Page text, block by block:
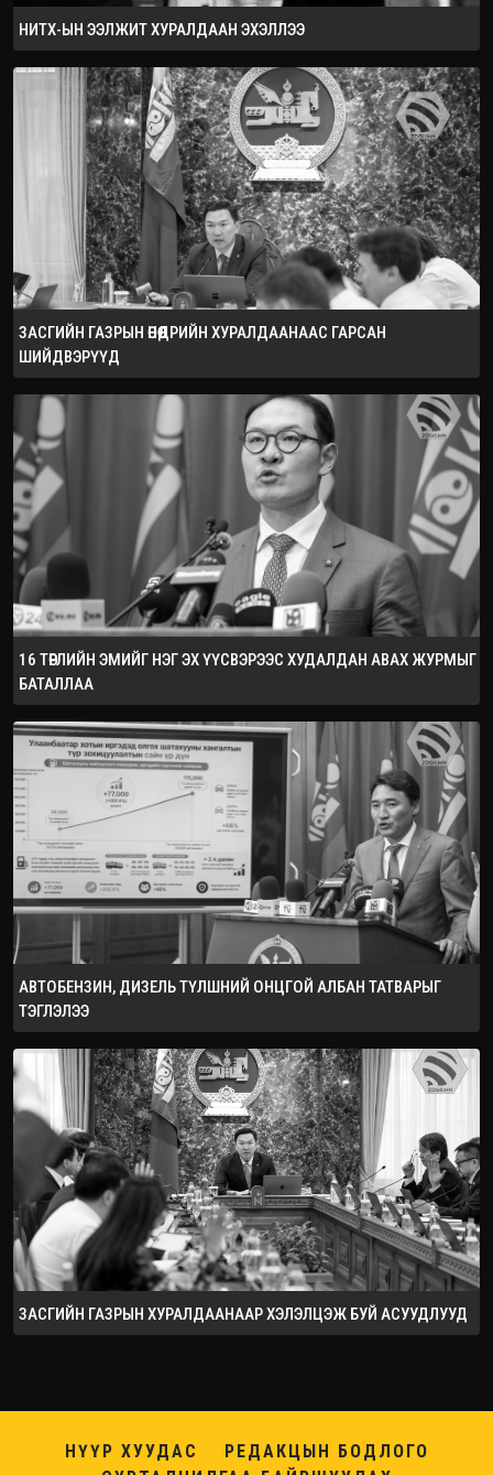
НИТХ-ЫН ЭЭЛЖИТ ХУРАЛДААН ЭХЭЛЛЭЭ
ЗАСГИЙН ГАЗРЫН ӨНӨӨДРИЙН ХУРАЛДААНААС ГАРСАН
ШИЙДВЭРҮҮД
16 ТӨРЛИЙН ЭМИЙГ НЭГ ЭХ ҮҮСВЭРЭЭС ХУДАЛДАН АВАХ ЖУРМЫГ
БАТАЛЛАА
АВТОБЕНЗИН, ДИЗЕЛЬ ТҮЛШНИЙ ОНЦГОЙ АЛБАН ТАТВАРЫГ
ТЭГЛЭЛЭЭ
ЗАСГИЙН ГАЗРЫН ХУРАЛДААНААР ХЭЛЭЛЦЭЖ БУЙ АСУУДЛУУД
НҮҮР ХУУДАС
РЕДАКЦЫН БОДЛОГО